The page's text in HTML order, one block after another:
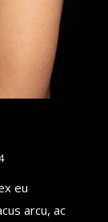
eu
arcu, ac